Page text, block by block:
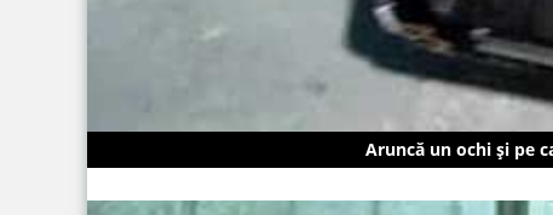
Aruncă un ochi și pe